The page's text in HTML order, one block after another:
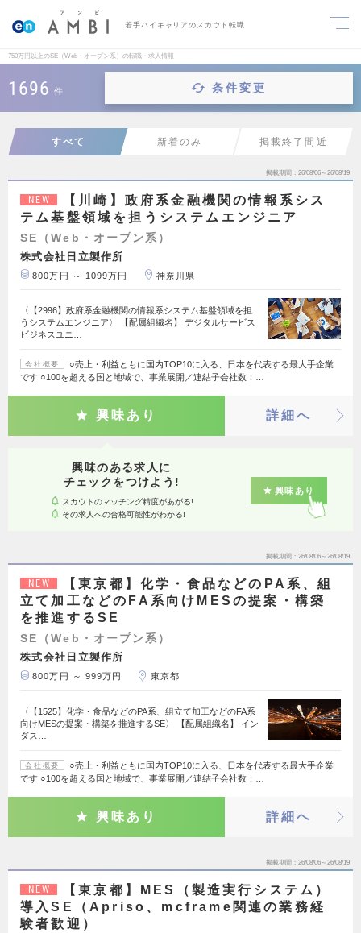
若手ハイキャリアのスカウト転職
750万円以上のSE（Web・オープン系）の転職・求人情報
1696 件 条件変更
すべて 新着のみ 掲載終了間近
掲載期間 26/08/06～26/08/19
NEW
【川崎】政府系金融機関の情報系シス
テム基盤領域を担うシステムエンジニア
SE（Web・オープン系）
株式会社日立製作所
800万円 ～ 1099万円 神奈川県
〈【2996】政府系金融機関の情報系システム基盤領域を担
うシステムエンジニア〉 【配属組織名】 デジタルサービス
ビジネスユニ…
会社概要
○売上・利益ともに国内TOP10に入る、日本を代表する最大手企業
です ○100を超える国と地域で、事業展開／連結子会社数：…
興味あり 詳細へ
興味のある求人に
チェックをつけよう!
スカウトのマッチング精度があがる!
その求人への合格可能性がわかる!
興味あり
掲載期間 26/08/06～26/08/19
NEW
【東京都】化学・食品などのPA系、組
立て加工などのFA系向けMESの提案・構築
を推進するSE
SE（Web・オープン系）
株式会社日立製作所
800万円 ～ 999万円 東京都
〈【1525】化学・食品などのPA系、組立て加工などのFA系
向けMESの提案・構築を推進するSE〉 【配属組織名】 イン
ダス…
会社概要
○売上・利益ともに国内TOP10に入る、日本を代表する最大手企業
です ○100を超える国と地域で、事業展開／連結子会社数：…
興味あり 詳細へ
掲載期間 26/08/06～26/08/19
NEW
【東京都】MES（製造実行システム）
導入SE（Apriso、mcframe関連の業務経
験者歓迎）